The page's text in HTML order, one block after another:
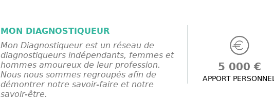
MON DIAGNOSTIQUEUR
Mon Diagnostiqueur est un réseau de
diagnostiqueurs indépendants, femmes et
hommes amoureux de leur profession.
Nous nous sommes regroupés afin de
démontrer notre savoir-faire et notre
savoir-être.
5 000 €
APPORT PERSONNEL